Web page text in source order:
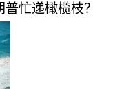
忙递橄榄枝？